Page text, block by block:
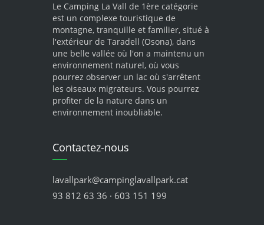
Le Camping La Vall de 1ère catégorie
est un complexe touristique de
montagne, tranquille et familier, situé à
l'extérieur de Taradell (Osona), dans
une belle vallée où l'on a maintenu un
environnement naturel, où vous
pourrez observer un lac où s'arrêtent
les oiseaux migrateurs. Vous pourrez
profiter de la nature dans un
environnement inoubliable.
Contactez-nous
lavallpark@campinglavallpark.cat
93 812 63 36 · 603 151 199